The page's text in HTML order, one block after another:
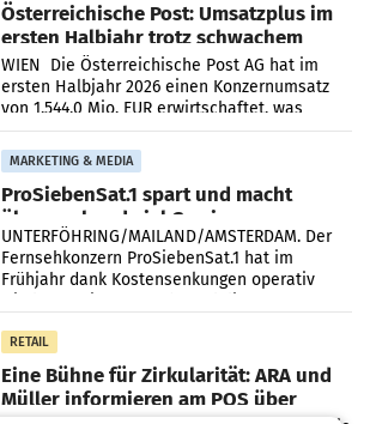
Österreichische Post: Umsatzplus im
ersten Halbjahr trotz schwachem
Briefgeschäft
WIEN Die Österreichische Post AG hat im
ersten Halbjahr 2026 einen Konzernumsatz
von 1.544,0 Mio. EUR erwirtschaftet, was
einem Plus von 3,8 Prozent gegenüber dem
Vergleichszeitraum
MARKETING & MEDIA
ProSiebenSat.1 spart und macht
überraschend viel Gewinn
UNTERFÖHRING/MAILAND/AMSTERDAM. Der
Fernsehkonzern ProSiebenSat.1 hat im
Frühjahr dank Kostensenkungen operativ
RETAIL
Eine Bühne für Zirkularität: ARA und
Müller informieren am POS über